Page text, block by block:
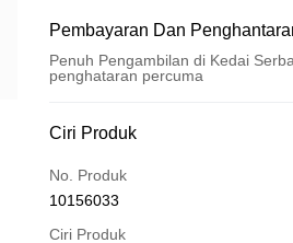
Pembayaran Dan
Penuh Pengambilan di Kedai
penghataran percuma
Kaedah Pembayaran
Kad Kredit (Bayaran Penuh)
Pengambilan di Kedai Serbaneka
Ciri Produk
No. Produk
10156033
Ciri Produk